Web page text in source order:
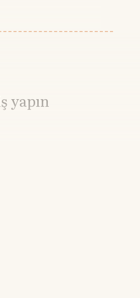
yapın